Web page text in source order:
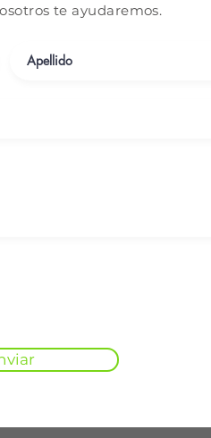
te ayudaremos.